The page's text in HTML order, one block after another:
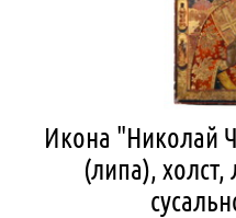
Икона "Николай
(липа), холст,